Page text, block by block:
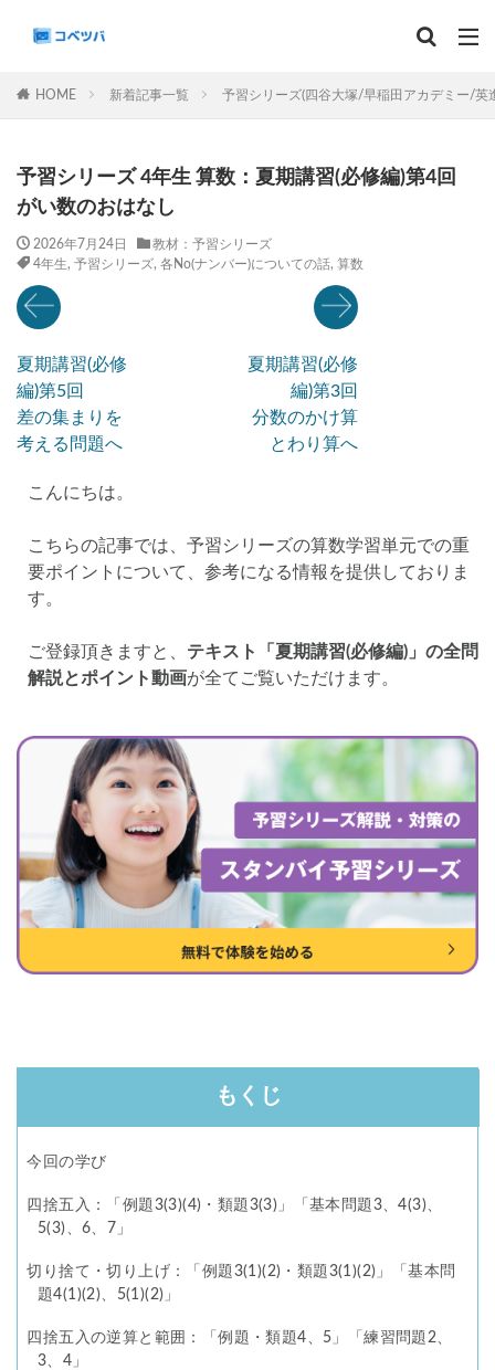
HOME 新着記事一覧 予習シリーズ(四谷大塚/早稲田アカデミー/英
予習シリーズ 4年生 算数：夏期講習(必修編)第4回
がい数のおはなし
2026年7月24日
教材：予習シリーズ
4年生, 予習シリーズ, 各No(ナンバー)についての話, 算数
夏期講習(必修
編)第5回
差の集まりを
考える問題へ
夏期講習(必修
編)第3回
分数のかけ算
とわり算へ
こんにちは。
こちらの記事では、予習シリーズの算数学習単元での重
要ポイントについて、参考になる情報を提供しておりま
す。
ご登録頂きますと、 テキスト「夏期講習(必修編)」の全問
解説とポイント動画が全てご覧いただけます。
もくじ
今回の学び
️四捨五入：「例題3(3)(4)・類題3(3)」「基本問題3、4(3)、
5(3)、6、7」
️切り捨て・切り上げ：「例題3(1)(2)・類題3(1)(2)」「基本問
題4(1)(2)、5(1)(2)」
️四捨五入の逆算と範囲：「例題・類題4、5」「練習問題2、
3、4」
カテゴリー
タグ
後期(9月~11月)
早稲田アカデミー 英進館 中学受験算数
入試分析・志望校別対策
解体新書 テスト速報
各No(ナンバー)についての話
SAPIXデイリーチェック
SAPIXマンスリー確認/復習テスト SAPIX組分けテスト
四谷大塚公開組分けテスト 四谷大塚合不合判定テスト
前期(3月〜7月) 夏期(7〜8月) 後期(9月〜11月)
冬期(12月〜1月) サピックステキスト解説・対策
予習シリーズテキスト解説・対策 コベツバweb授業
TopGun特訓 コベツバ過去問動画解説
コベツバからのお知らせ 抽象化能力 熱量
検索